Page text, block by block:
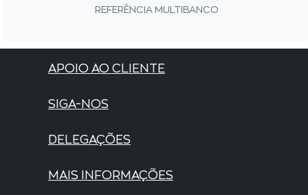
REFERÊNCIA MULTIBANCO
APOIO AO CLIENTE
SIGA-NOS
DELEGAÇÕES
MAIS INFORMAÇÕES